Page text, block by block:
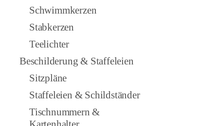
Schwimmkerzen
Stabkerzen
Teelichter
Beschilderung & Staffeleien
Sitzpläne
Staffeleien & Schildständer
Tischnummern &